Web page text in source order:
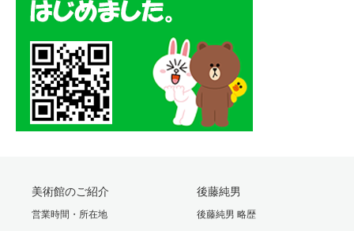
美術館のご紹介
営業時間・所在地
後藤純男
後藤純男 略歴